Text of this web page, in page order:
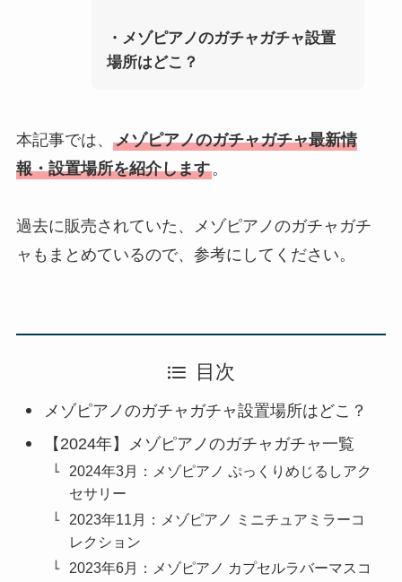
・ メゾピアノのガチャガチャ設置
場所はどこ？
本記事では、 メゾピアノのガチャガチャ最新情
報・設置場所を紹介します。
過去に販売されていた、メゾピアノのガチャガチ
ャもまとめているので、参考にしてください。
目次
メゾピアノのガチャガチャ設置場所はどこ？
【2024年】メゾピアノのガチャガチャ一覧
2024年3月：メゾピアノ ぷっくりめじるしアク
セサリー
2023年11月：メゾピアノ ミニチュアミラーコ
レクション
2023年6月：メゾピアノ カプセルラバーマスコ